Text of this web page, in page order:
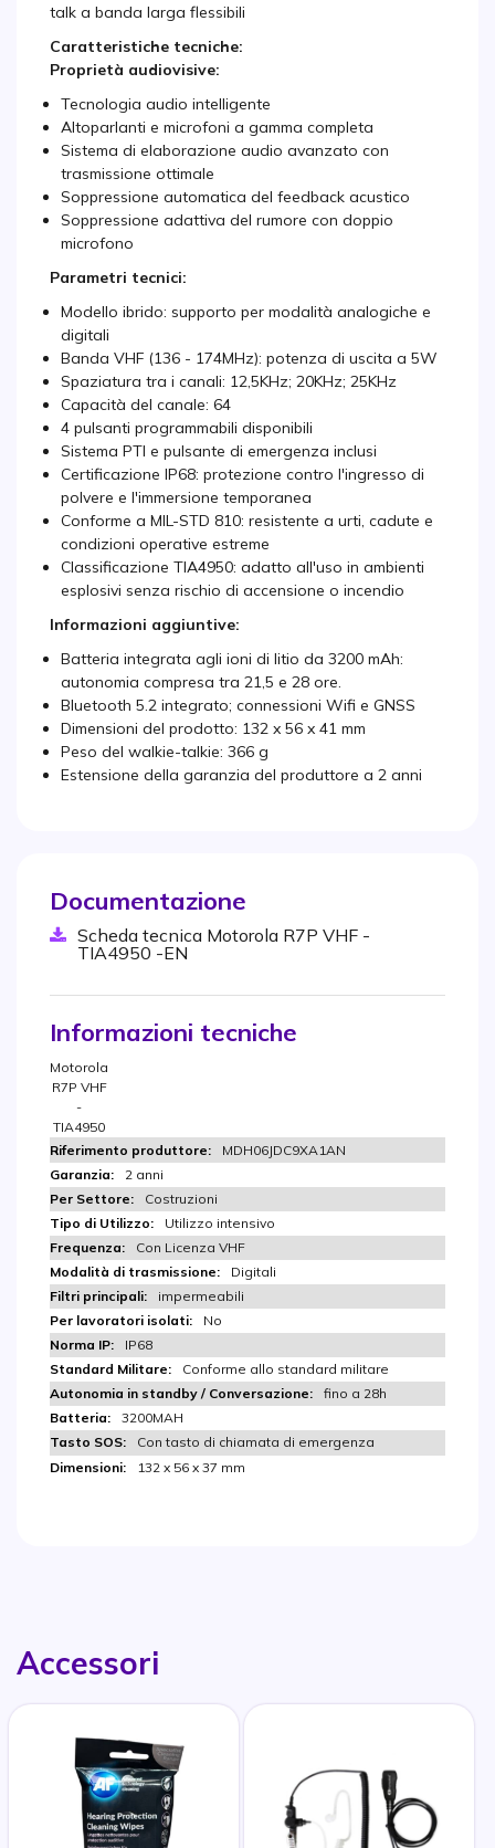
talk a banda larga flessibili
Caratteristiche tecniche:
Proprietà audiovisive:
Tecnologia audio intelligente
Altoparlanti e microfoni a gamma completa
Sistema di elaborazione audio avanzato con
trasmissione ottimale
Soppressione automatica del feedback acustico
Soppressione adattiva del rumore con doppio
microfono
Parametri tecnici:
Modello ibrido: supporto per modalità analogiche e
digitali
Banda VHF (136 - 174MHz): potenza di uscita a 5W
Spaziatura tra i canali: 12,5KHz; 20KHz; 25KHz
Capacità del canale: 64
4 pulsanti programmabili disponibili
Sistema PTI e pulsante di emergenza inclusi
Certificazione IP68: protezione contro l'ingresso di
polvere e l'immersione temporanea
Conforme a MIL-STD 810: resistente a urti, cadute e
condizioni operative estreme
Classificazione TIA4950: adatto all'uso in ambienti
esplosivi senza rischio di accensione o incendio
Informazioni aggiuntive:
Batteria integrata agli ioni di litio da 3200 mAh:
autonomia compresa tra 21,5 e 28 ore.
Bluetooth 5.2 integrato; connessioni Wifi e GNSS
Dimensioni del prodotto: 132 x 56 x 41 mm
Peso del walkie-talkie: 366 g
Estensione della garanzia del produttore a 2 anni
Documentazione
Scheda tecnica Motorola R7P VHF -
TIA4950 -EN
Informazioni tecniche
Motorola
R7P VHF
-
TIA4950
MDH06JDC9XA1AN
2 anni
Costruzioni
Utilizzo intensivo
Con Licenza VHF
Digitali
impermeabili
No
IP68
Conforme allo standard militare
fino a 28h
3200MAH
Con tasto di chiamata di emergenza
132 x 56 x 37 mm
Accessori